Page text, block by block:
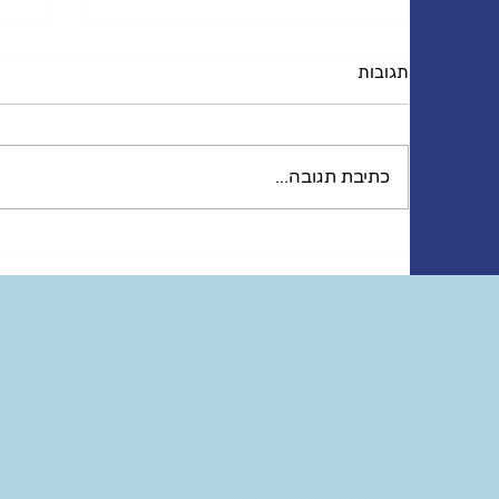
שינה והנקה
תגובות
כתיבת תגובה...